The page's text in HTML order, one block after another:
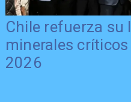
Chile refuerza su
minerales
2026